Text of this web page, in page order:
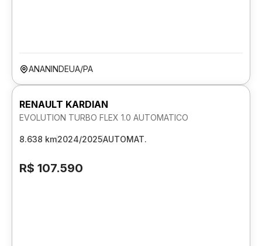
ANANINDEUA/PA
RENAULT KARDIAN
EVOLUTION TURBO FLEX 1.0 AUTOMATICO
8.638 km2024/2025AUTOMAT.
R$ 107.590